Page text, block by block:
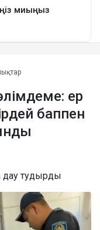
ер
баппен
дау тудырды